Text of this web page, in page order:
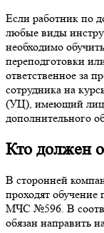
Если работник по
любые виды
необходимо
переподготовки
ответственное за
сотрудника на
(УЦ), имеющий
дополнительного
Кто должен
В сторонней
проходят
МЧС №596. В
обязан направить